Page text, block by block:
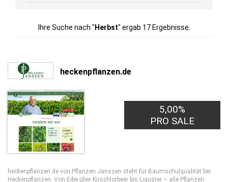
Ihre Suche nach " Herbst" ergab 17 Ergebnisse.
heckenpflanzen.de
5,00%
PRO SALE
heckenpflanzen.de von Pflanzen Janssen steht für Baumschulqualität bei
Heckenpflanzen. Von Eibe über Kirschlorbeer bis Liguster – alle Pflanzen